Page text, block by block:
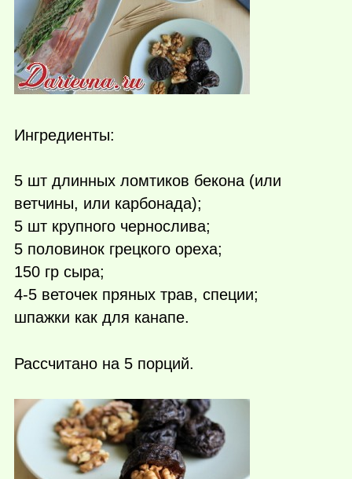
Ингредиенты:
5 шт длинных ломтиков бекона (или
ветчины, или карбонада);
5 шт крупного чернослива;
5 половинок грецкого ореха;
150 гр сыра;
4-5 веточек пряных трав, специи;
шпажки как для канапе.
Рассчитано на 5 порций.